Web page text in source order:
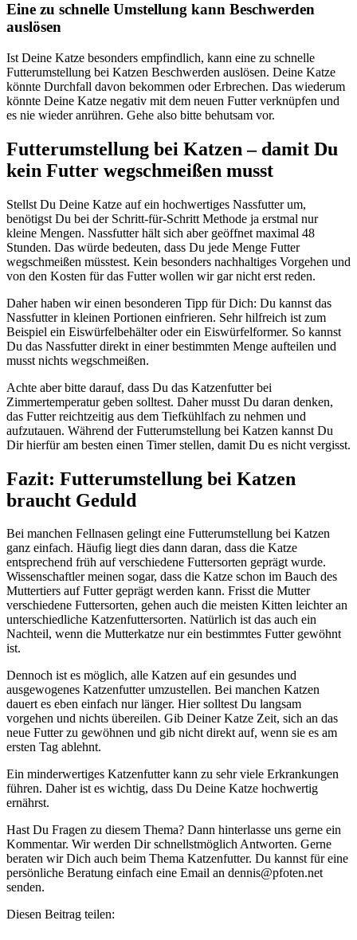
Eine zu schnelle Umstellung kann Beschwerden
auslösen
Ist Deine Katze besonders empfindlich, kann eine zu schnelle
Futterumstellung bei Katzen Beschwerden auslösen. Deine Katze
könnte Durchfall davon bekommen oder Erbrechen. Das wiederum
könnte Deine Katze negativ mit dem neuen Futter verknüpfen und
es nie wieder anrühren. Gehe also bitte behutsam vor.
Futterumstellung bei Katzen – damit Du
kein Futter wegschmeißen musst
Stellst Du Deine Katze auf ein hochwertiges Nassfutter um,
benötigst Du bei der Schritt-für-Schritt Methode ja erstmal nur
kleine Mengen. Nassfutter hält sich aber geöffnet maximal 48
Stunden. Das würde bedeuten, dass Du jede Menge Futter
wegschmeißen müsstest. Kein besonders nachhaltiges Vorgehen und
von den Kosten für das Futter wollen wir gar nicht erst reden.
Daher haben wir einen besonderen Tipp für Dich: Du kannst das
Nassfutter in kleinen Portionen einfrieren. Sehr hilfreich ist zum
Beispiel ein Eiswürfelbehälter oder ein Eiswürfelformer. So kannst
Du das Nassfutter direkt in einer bestimmten Menge aufteilen und
musst nichts wegschmeißen.
Achte aber bitte darauf, dass Du das Katzenfutter bei
Zimmertemperatur geben solltest. Daher musst Du daran denken,
das Futter reichtzeitig aus dem Tiefkühlfach zu nehmen und
aufzutauen. Während der Futterumstellung bei Katzen kannst Du
Dir hierfür am besten einen Timer stellen, damit Du es nicht vergisst.
Fazit: Futterumstellung bei Katzen
braucht Geduld
Bei manchen Fellnasen gelingt eine Futterumstellung bei Katzen
ganz einfach. Häufig liegt dies dann daran, dass die Katze
entsprechend früh auf verschiedene Futtersorten geprägt wurde.
Wissenschaftler meinen sogar, dass die Katze schon im Bauch des
Muttertiers auf Futter geprägt werden kann. Frisst die Mutter
verschiedene Futtersorten, gehen auch die meisten Kitten leichter an
unterschiedliche Katzenfuttersorten. Natürlich ist das auch ein
Nachteil, wenn die Mutterkatze nur ein bestimmtes Futter gewöhnt
ist.
Dennoch ist es möglich, alle Katzen auf ein gesundes und
ausgewogenes Katzenfutter umzustellen. Bei manchen Katzen
dauert es eben einfach nur länger. Hier solltest Du langsam
vorgehen und nichts übereilen. Gib Deiner Katze Zeit, sich an das
neue Futter zu gewöhnen und gib nicht direkt auf, wenn sie es am
ersten Tag ablehnt.
Ein minderwertiges Katzenfutter kann zu sehr viele Erkrankungen
führen. Daher ist es wichtig, dass Du Deine Katze hochwertig
ernährst.
Hast Du Fragen zu diesem Thema? Dann hinterlasse uns gerne ein
Kommentar. Wir werden Dir schnellstmöglich Antworten. Gerne
beraten wir Dich auch beim Thema Katzenfutter. Du kannst für eine
persönliche Beratung einfach eine Email an dennis@pfoten.net
senden.
Diesen Beitrag teilen: